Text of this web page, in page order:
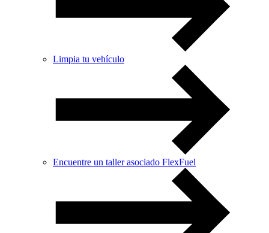
Limpia tu vehículo
Encuentre un taller asociado FlexFuel